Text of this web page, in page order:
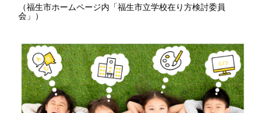
（福生市ホームページ内「福生市立学校在り方検討委員
会」）